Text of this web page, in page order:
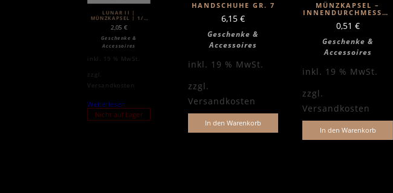
LUNAR II |
MÜNZKAPSEL | 1/2
2,05 €
Geschenke &
Accessoires
inkl. 19 % MwSt.
zzgl.
Versandkosten
Weiterlesen
Nicht auf Lager
HANDSCHUHE GR. 7
6,15€
Geschenke &
Accessoires
inkl. 19 % MwSt.
zzgl.
Versandkosten
In den Warenkorb
MÜNZKAPSEL –
INNENDURCHMESSER
0,51 €
Geschenke &
Accessoires
inkl. 19 % MwSt.
zzgl.
Versandkosten
In den Warenkorb